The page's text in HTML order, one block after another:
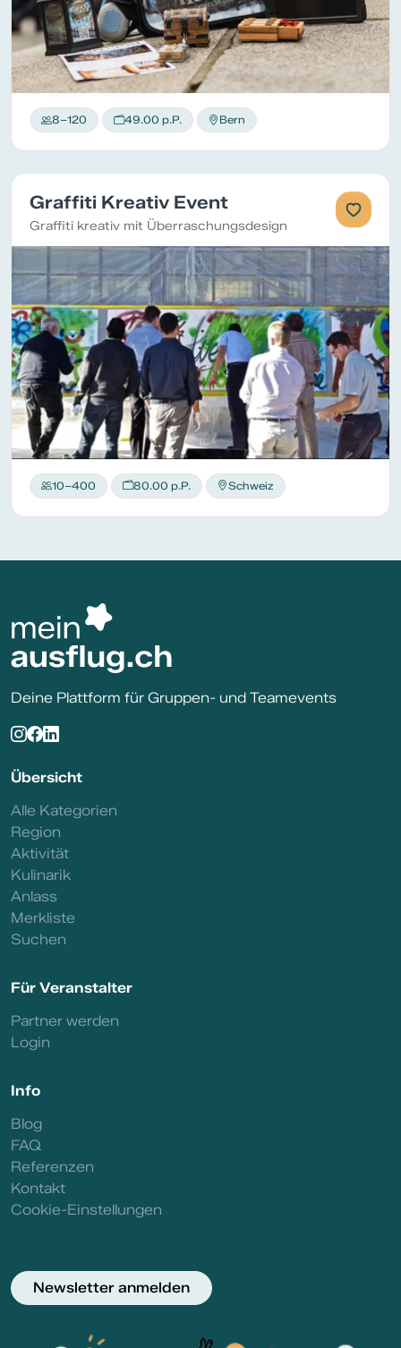
8–120 49.00 p.P. Bern
Graffiti Kreativ Event
Graffiti kreativ mit Überraschungsdesign
10–400 80.00 p.P. Schweiz
Deine Plattform für Gruppen- und Teamevents
Übersicht
Alle Kategorien
Region
Aktivität
Kulinarik
Anlass
Merkliste
Suchen
Für Veranstalter
Partner werden
Login
Info
Blog
FAQ
Referenzen
Kontakt
Cookie-Einstellungen
Newsletter anmelden